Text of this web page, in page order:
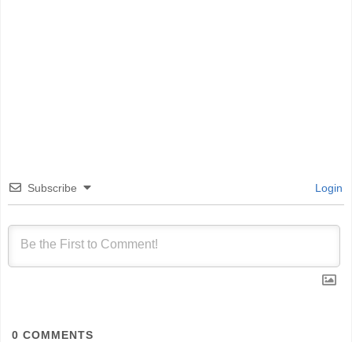
Subscribe Login
0 COMMENTS